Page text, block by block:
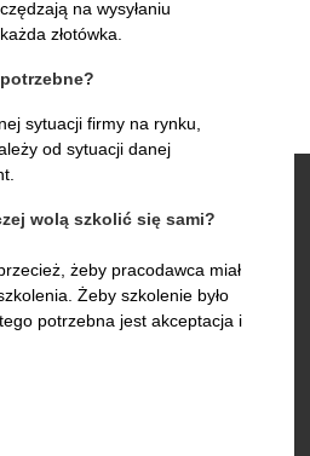
na wysyłaniu
złotówka.
sytuacji firmy na rynku,
od sytuacji danej
wolą szkolić się sami?
żeby pracodawca miał
Żeby szkolenie było
potrzebna jest akceptacja i